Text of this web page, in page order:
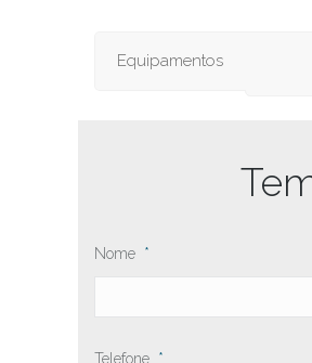
Equipamentos
Nome *
Telefone *